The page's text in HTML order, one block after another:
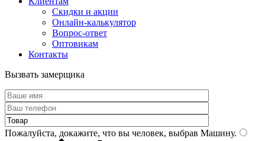
Скидки и акции
Онлайн-калькулятор
Вопрос-ответ
Оптовикам
Контакты
Вызвать замерщика
Пожалуйста, докажите, что вы человек, выбрав Машину.